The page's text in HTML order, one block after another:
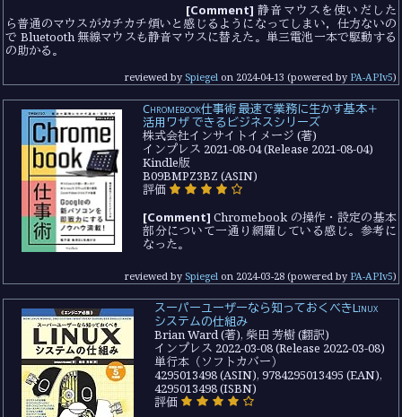
[Comment] 静音マウスを使いだした
ら普通のマウスがカチカチ煩いと感じるようになってしまい，仕方ないの
で Bluetooth 無線マウスも静音マウスに替えた。単三電池一本で駆動する
の助かる。
reviewed by Spiegel on 2024-04-13 (powered by PA-APIv5)
Chromebook仕事術 最速で業務に生かす基本＋
活用ワザ できるビジネスシリーズ
株式会社インサイトイメージ (著)
インプレス 2021-08-04 (Release 2021-08-04)
Kindle版
B09BMPZ3BZ (ASIN)
評価
[Comment] Chromebook の操作・設定の基本
部分について一通り網羅している感じ。参考に
なった。
reviewed by Spiegel on 2024-03-28(powered by PA-APIv5)
スーパーユーザーなら知っておくべきLinux
システムの仕組み
Brian Ward (著), 柴田 芳樹 (翻訳)
インプレス 2022-03-08 (Release 2022-03-08)
単行本（ソフトカバー）
4295013498 (ASIN), 9784295013495 (EAN),
4295013498 (ISBN)
評価